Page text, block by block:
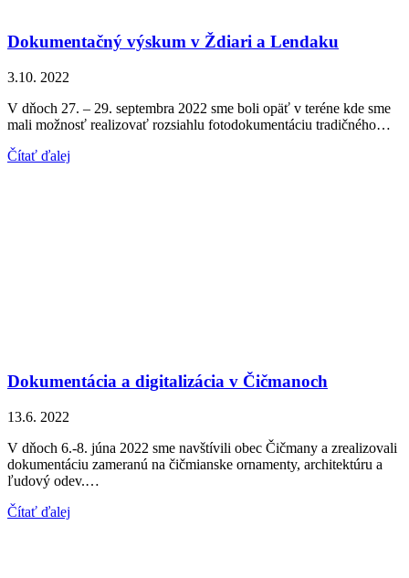
Dokumentačný výskum v Ždiari a Lendaku
3.10. 2022
V dňoch 27. – 29. septembra 2022 sme boli opäť v teréne kde sme
mali možnosť realizovať rozsiahlu fotodokumentáciu tradičného…
Čítať ďalej
Dokumentácia a digitalizácia v Čičmanoch
13.6. 2022
V dňoch 6.-8. júna 2022 sme navštívili obec Čičmany a zrealizovali
dokumentáciu zameranú na čičmianske ornamenty, architektúru a
ľudový odev.…
Čítať ďalej